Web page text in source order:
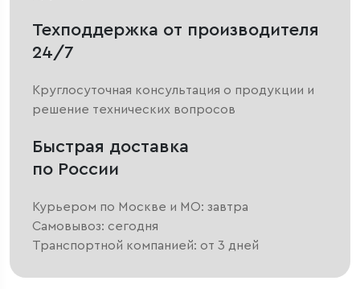
Техподдержка от производителя
24/7
Круглосуточная консультация о продукции и
решение технических вопросов
Быстрая доставка
по России
Курьером по Москве и МО: завтра
Самовывоз: сегодня
Транспортной компанией: от 3 дней